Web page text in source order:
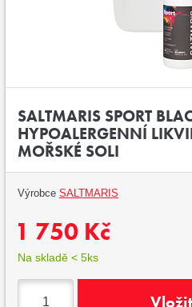
SALTMARIS SPORT
HYPOALERGENNÍ
MOŘSKÉ SOLI
Výrobce SALTMARIS
1 750 Kč
Na skladě < 5ks